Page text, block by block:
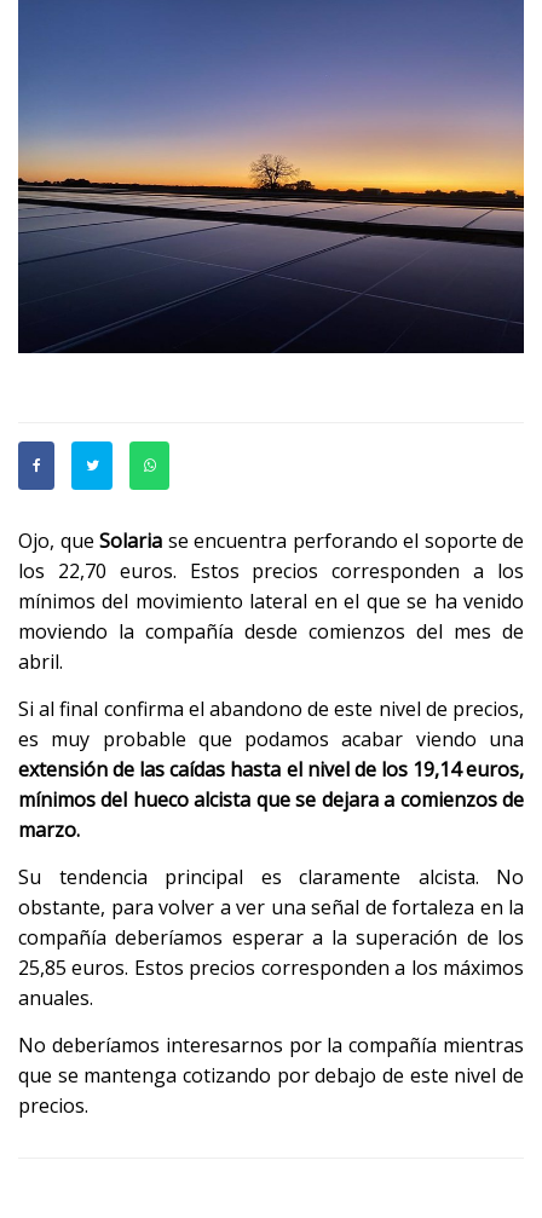
Ojo, que Solaria se encuentra perforando el soporte de
los 22,70 euros. Estos precios corresponden a los
mínimos del movimiento lateral en el que se ha venido
moviendo la compañía desde comienzos del mes de
abril.
Si al final confirma el abandono de este nivel de precios,
es muy probable que podamos acabar viendo una
extensión de las caídas hasta el nivel de los 19,14 euros,
mínimos del hueco alcista que se dejara a comienzos de
marzo.
Su tendencia principal es claramente alcista. No
obstante, para volver a ver una señal de fortaleza en la
compañía deberíamos esperar a la superación de los
25,85 euros. Estos precios corresponden a los máximos
anuales.
No deberíamos interesarnos por la compañía mientras
que se mantenga cotizando por debajo de este nivel de
precios.